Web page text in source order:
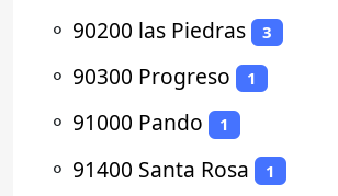
⚬ 90200 las Piedras 3
⚬ 90300 Progreso 1
⚬ 91000 Pando 1
⚬ 91400 Santa Rosa 1